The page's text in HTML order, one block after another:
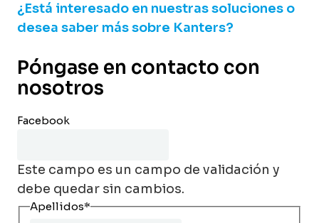
¿Está interesado en nuestras soluciones o
desea saber más sobre Kanters?
Póngase en contacto con
nosotros
Facebook
Este campo es un campo de validación y
debe quedar sin cambios.
Apellidos*